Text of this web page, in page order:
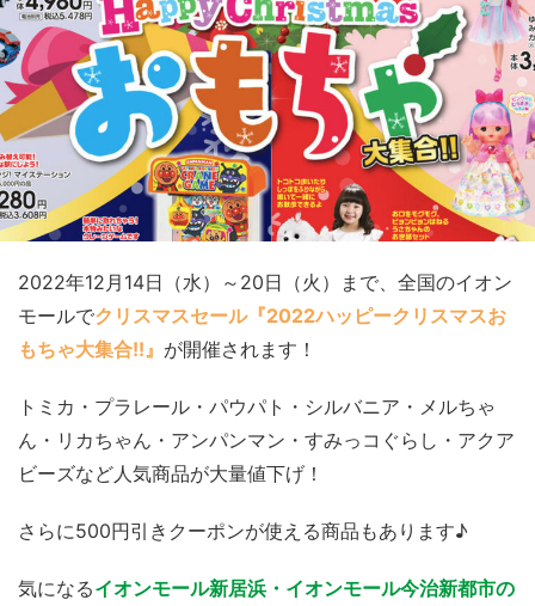
2022年12月14日（水）～20日（火）まで、全国のイオン
モールでクリスマスセール『2022ハッピークリスマスお
もちゃ大集合!!』 が開催されます！
トミカ・プラレール・パウパト・シルバニア・メルちゃ
ん・リカちゃん・アンパンマン・すみっコぐらし・アクア
ビーズなど人気商品が大量値下げ！
さらに500円引きクーポンが使える商品もあります♪
気になるイオンモール新居浜・イオンモール今治新都市の